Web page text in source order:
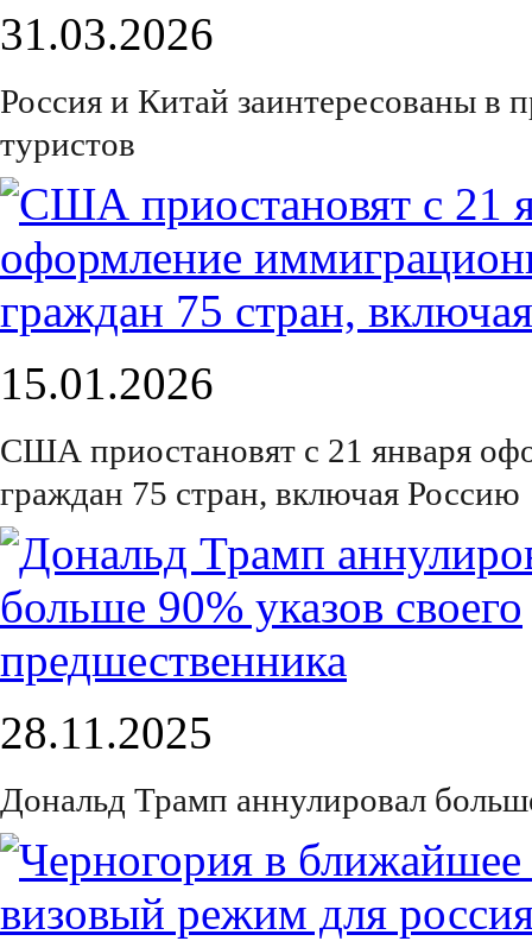
31.03.2026
Россия и Китай заинтересованы в
туристов
15.01.2026
США приостановят с 21 января
граждан 75 стран, включая Россию
28.11.2025
Дональд Трамп аннулировал